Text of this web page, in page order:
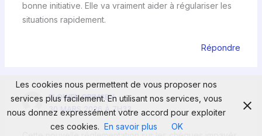
bonne initiative. Elle va vraiment aider à régulariser les
situations rapidement.
Répondre
ELOWEN GRIMSBY
30 MARS 2026 À 7H33
Les cookies nous permettent de vous proposer nos
services plus facilement. En utilisant nos services, vous
nous donnez expressément votre accord pour exploiter
ces cookies. En savoir plus OK